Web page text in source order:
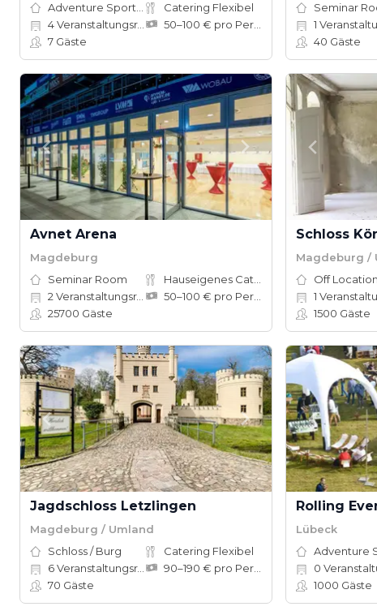
Catering Flexibel
4Veranstaltungsräume
7 Gäste
Seminar
1
40 Gäste
Avnet Arena
Magdeburg
Seminar Room
2 Veranstaltungsräume
25700 Gäste
Schloss
Magdeburg /
Off Location
1
1500 Gäste
Jagdschloss Letzlingen
Magdeburg / Umland
Schloss / Burg
Catering Flexibel
6Veranstaltungsräume
70 Gäste
Rolling
Lübeck
0
1000 Gäste